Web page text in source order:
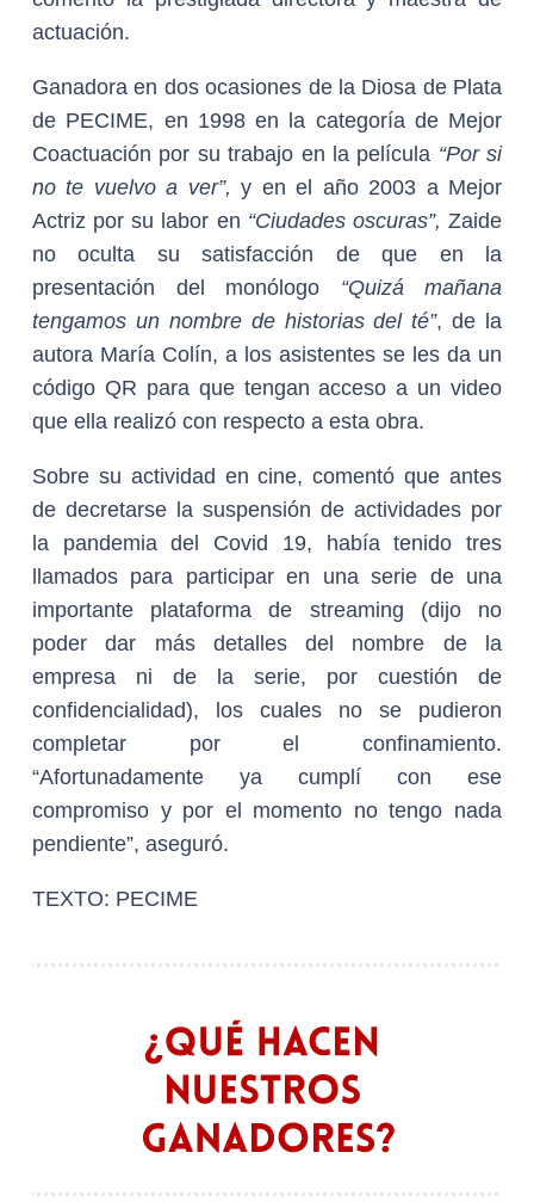
actuación.
Ganadora en dos ocasiones de la Diosa de Plata
de PECIME, en 1998 en la categoría de Mejor
Coactuación por su trabajo en la película “Por si
no te vuelvo a ver”, y en el año 2003 a Mejor
Actriz por su labor en “Ciudades oscuras”,Zaide
no oculta su satisfacción de que en la
presentación del monólogo “Quizá mañana
tengamos un nombre de historias del té”, de la
autora María Colín, a los asistentes se les da un
código QR para que tengan acceso a un video
que ella realizó con respecto a esta obra.
Sobre su actividad en cine, comentó que antes
de decretarse la suspensión de actividades por
la pandemia del Covid 19, había tenido tres
llamados para participar en una serie de una
importante plataforma de streaming (dijo no
poder dar más detalles del nombre de la
empresa ni de la serie, por cuestión de
confidencialidad), los cuales no se pudieron
completar por el confinamiento.
“Afortunadamente ya cumplí con ese
compromiso y por el momento no tengo nada
pendiente”, aseguró.
TEXTO: PECIME